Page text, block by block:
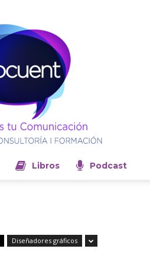
Libros Podcast
Diseñadores gráficos